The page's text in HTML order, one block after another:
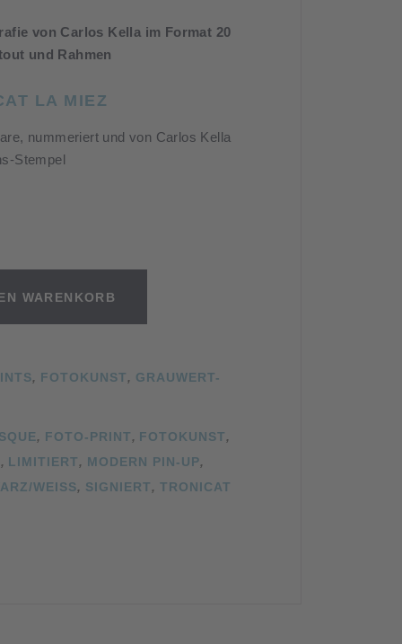
von Carlos Kella im Format 20
und Rahmen
LA MIEZ
nummeriert und von Carlos Kella
Stempel
WARENKORB
, FOTOKUNST, GRAUWERT-
, FOTO-PRINT, FOTOKUNST,
, LIMITIERT, MODERN PIN-UP,
WEISS, SIGNIERT, TRONICAT